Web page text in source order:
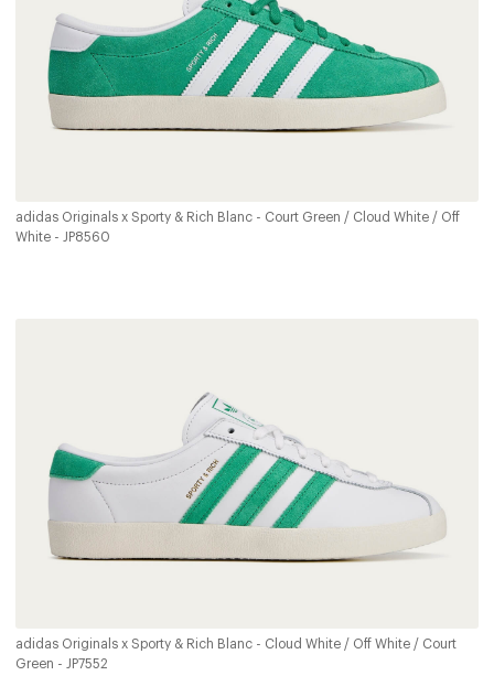
adidas Originals x Sporty & Rich Blanc - Court Green / Cloud White / Off
White - JP8560
adidas Originals x Sporty & Rich Blanc - Cloud White / Off White / Court
Green - JP7552